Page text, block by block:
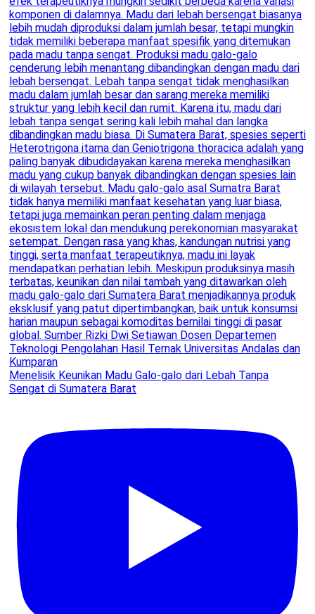
Menelisik Keunikan Madu Galo-galo dari Lebah Tanpa
Sengat di Sumatera Barat